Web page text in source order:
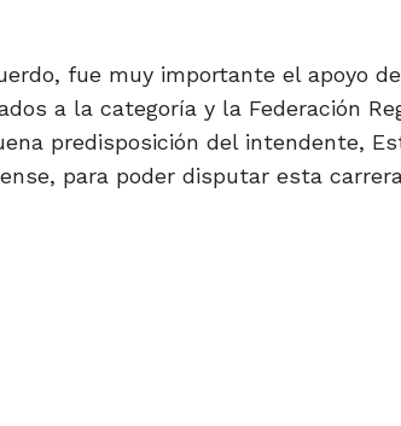
fue muy importante el apoyo
a la categoría y la Federación
predisposición del intendente,
para poder disputar esta